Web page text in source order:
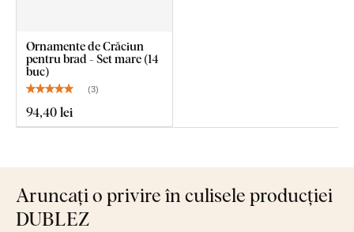
Ornamente de Crăciun
pentru brad - Set mare (14
buc)
(3)
94,40 lei
Aruncați o privire în culisele producției
DUBLEZ